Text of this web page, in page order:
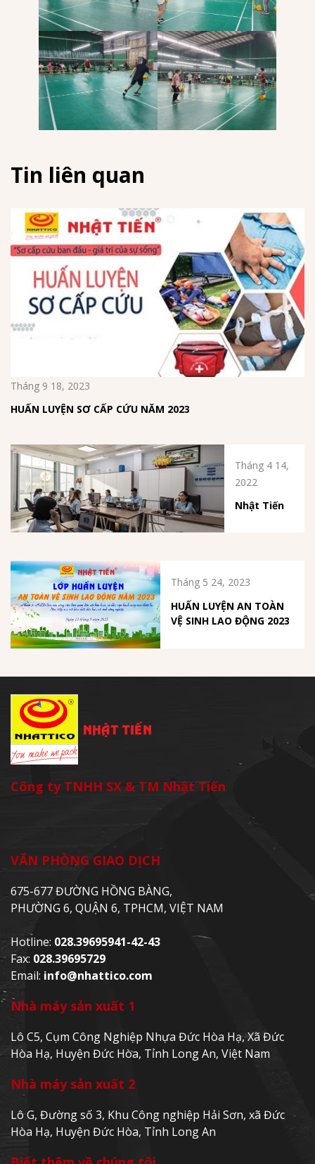
Tin liên quan
Tháng 9 18, 2023
HUẤN LUYỆN SƠ CẤP CỨU NĂM 2023
Tháng 4 14,
2022
Nhật Tiến
Tháng 5 24, 2023
HUẤN LUYỆN AN TOÀN
VỆ SINH LAO ĐỘNG 2023
Công ty TNHH SX & TM Nhật Tiến
VĂN PHÒNG GIAO DỊCH
675-677 ĐƯỜNG HỒNG BÀNG,
PHƯỜNG 6, QUẬN 6, TPHCM, VIỆT NAM
Hotline: 028.39695941-42-43
Fax: 028.39695729
Email: info@nhattico.com
Nhà máy sản xuất 1
Lô C5, Cụm Công Nghiệp Nhựa Đức Hòa Hạ, Xã Đức
Hòa Hạ, Huyện Đức Hòa, Tỉnh Long An, Việt Nam
Nhà máy sản xuất 2
Lô G, Đường số 3, Khu Công nghiệp Hải Sơn, xã Đức
Hòa Hạ, Huyện Đức Hòa, Tỉnh Long An